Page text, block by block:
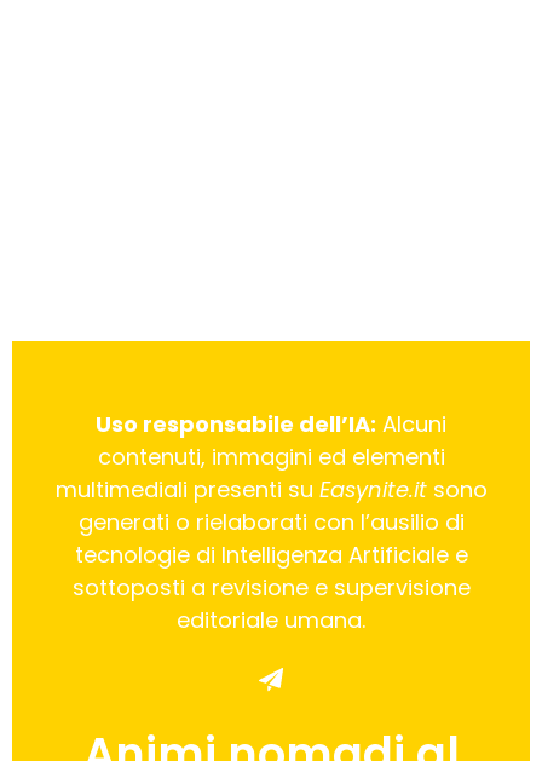
Uso responsabile dell’IA: Alcuni
contenuti, immagini ed elementi
multimediali presenti su Easynite.itsono
generati o rielaborati con l’ausilio di
tecnologie di Intelligenza Artificiale e
sottoposti a revisione e supervisione
editoriale umana.